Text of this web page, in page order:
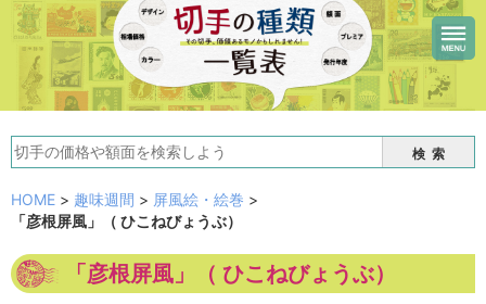
検索
HOME > 趣味週間 > 屏風絵・絵巻 >
「彦根屏風」（ ひこねびょうぶ）
「彦根屏風」（ ひこねびょうぶ）